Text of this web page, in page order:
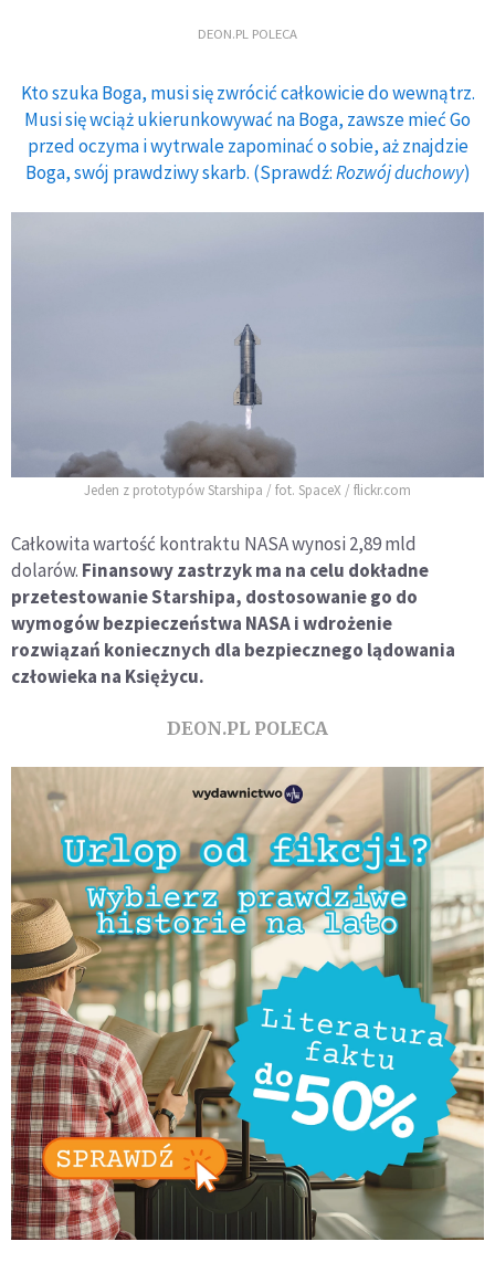
DEON.PL POLECA
Kto szuka Boga, musi się zwrócić całkowicie do wewnątrz.
Musi się wciąż ukierunkowywać na Boga, zawsze mieć Go
przed oczyma i wytrwale zapominać o sobie, aż znajdzie
Boga, swój prawdziwy skarb. (Sprawdź:Rozwój duchowy)
Jeden z prototypów Starshipa / fot. SpaceX / flickr.com
Całkowita wartość kontraktu NASA wynosi 2,89 mld
dolarów. Finansowy zastrzyk ma na celu dokładne
przetestowanie Starshipa, dostosowanie go do
wymogów bezpieczeństwa NASA i wdrożenie
rozwiązań koniecznych dla bezpiecznego lądowania
człowieka na Księżycu.
DEON.PL POLECA